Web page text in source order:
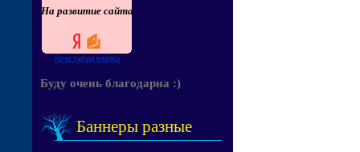
На развитие сайта
Буду очень благодарна :)
Баннеры разные